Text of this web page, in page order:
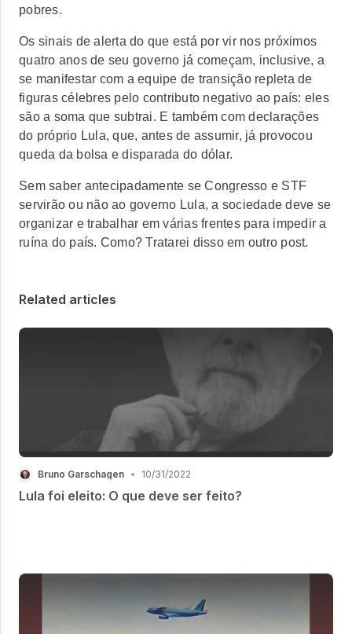
pobres.
Os sinais de alerta do que está por vir nos próximos
quatro anos de seu governo já começam, inclusive, a
se manifestar com a equipe de transição repleta de
figuras célebres pelo contributo negativo ao país: eles
são a soma que subtrai. E também com declarações
do próprio Lula, que, antes de assumir, já provocou
queda da bolsa e disparada do dólar.
Sem saber antecipadamente se Congresso e STF
servirão ou não ao governo Lula, a sociedade deve se
organizar e trabalhar em várias frentes para impedir a
ruína do país. Como? Tratarei disso em outro post.
Related articles
Bruno Garschagen • 10/31/2022
Lula foi eleito: O que deve ser feito?